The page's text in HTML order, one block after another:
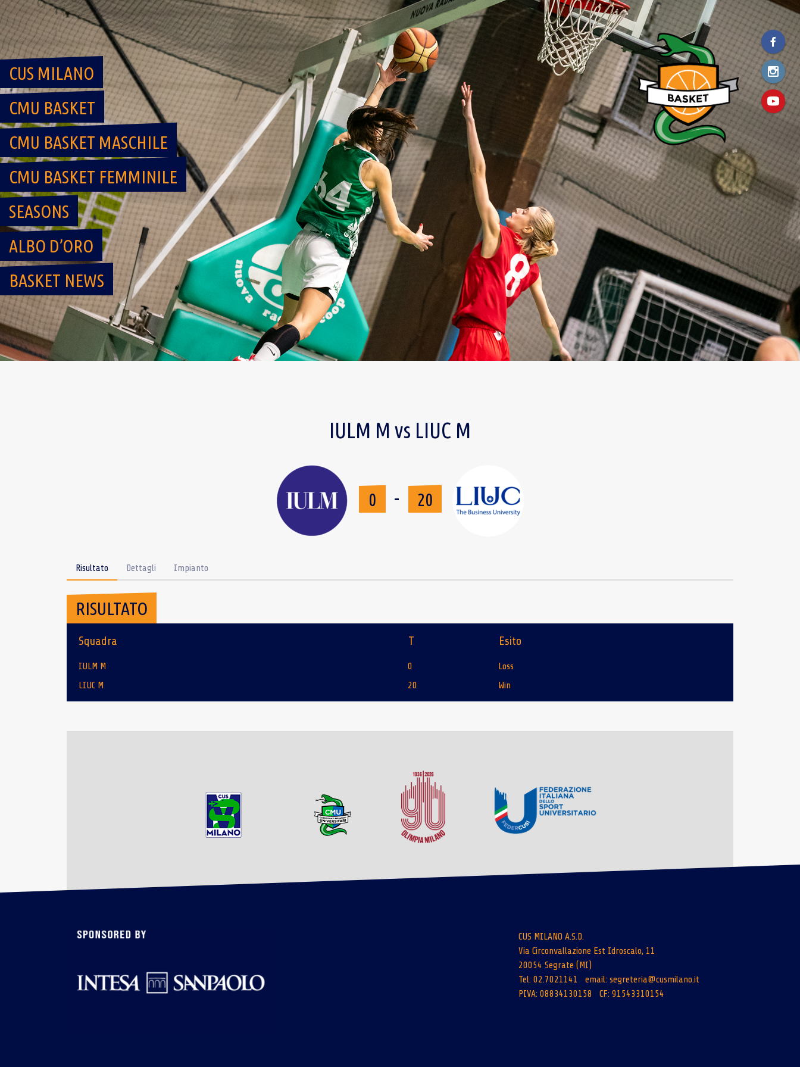
Skip
to
content
CUS MILANO
CMU BASKET
CMU BASKET MASCHILE
CMU BASKET FEMMINILE
SEASONS
ALBO D’ORO
BASKET NEWS
IULM M vs LIUC M
0 - 20
Risultato Dettagli Impianto
RISULTATO
Squadra T Esito
IULM M 0
Loss
LIUC M
20 Win
CUS MILANO A.S.D.
Via Circonvallazione Est Idroscalo, 11
20054 Segrate (MI)
Tel: 02.7021141 email: segreteria@cusmilano.it
PIVA: 08834130158 CF: 91543310154